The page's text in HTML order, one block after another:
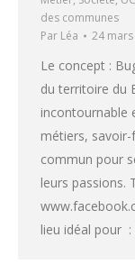
des communes
Par Léa 24
Le concept :
du territoire du
incontournable
métiers,
commun pour
leurs passions.
lieu idéal pour :